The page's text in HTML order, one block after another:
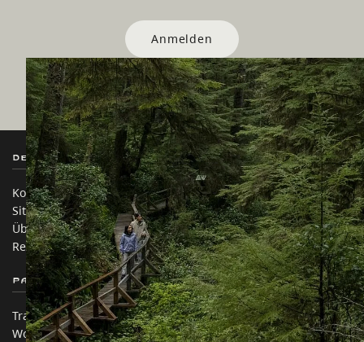
Anmelden
Destination BC
Kontakt
Sitemap
Über uns
Rechtliches & Richtlinien
Unsere Websites
Reisebranche
Medien
Unternehmen
简体中文 – China
Partnerseiten
Trade & Invest BC
Work BC
Auf dieser Website
Reisevorschläge
Praktische Tipps